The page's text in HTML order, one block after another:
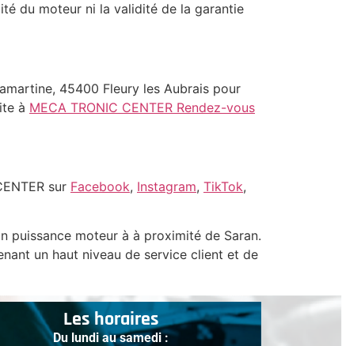
du moteur ni la validité de la garantie
45400 Fleury les Aubrais pour
à MECA TRONIC CENTER Rendez-vous
sur Facebook, Instagram, TikTok,
puissance moteur à à proximité de Saran.
un haut niveau de service client et de
Les horaires
Du lundi au samedi :